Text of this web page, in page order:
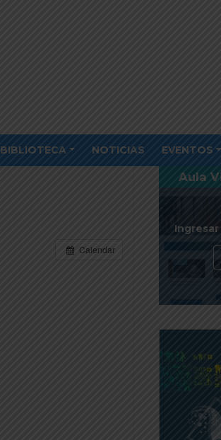
BIBLIOTECA NOTICIAS EVENTOS
Calendar
Aula